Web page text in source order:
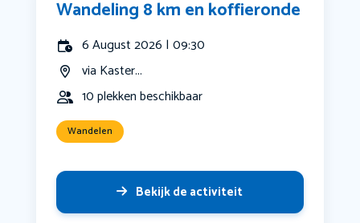
Wandeling 8 km en koffieronde
6 August 2026 | 09:30
via Kaster...
10 plekken beschikbaar
Wandelen
Bekijk de activiteit